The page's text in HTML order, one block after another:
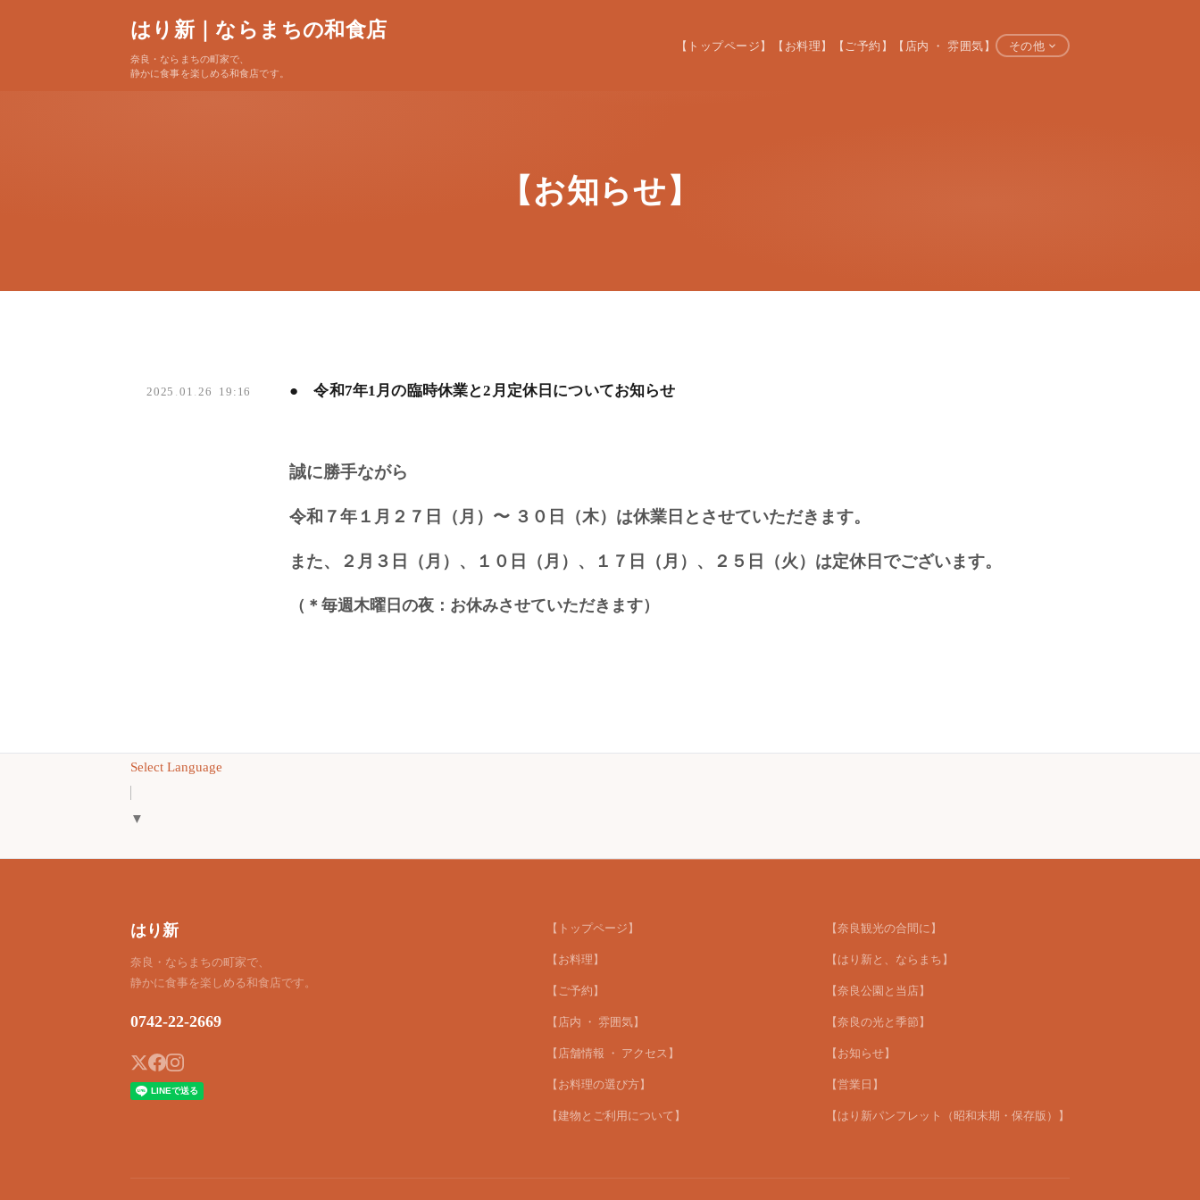
はり新｜ならまちの和食店
奈良・ならまちの町家で、
静かに食事を楽しめる和食店です。
【トップページ】 【お料理】 【ご予約】 【店内 ・ 雰囲気】 その他
【お知らせ】
2025 . 01 . 26 19:16 ● 令和7年1月の臨時休業と2月定休日についてお知らせ
誠に勝手ながら
令和７年１月２７日（月）〜 ３０日（木）は休業日とさせていただきます。
また、２月３日（月）、１０日（月）、１７ 日（月）、２５日（火）は定休日でございます。
（＊毎週木曜日の夜：お休みさせていただきます）
Select Language
▼
はり新
奈良・ならまちの町家で、
静かに食事を楽しめる和食店です。
0742-22-2669
【トップページ】
【お料理】
【ご予約】
【店内 ・ 雰囲気】
【店舗情報 ・ アクセス】
【お料理の選び方】
【建物とご利用について】
【奈良観光の合間に】
【はり新と、ならまち】
【奈良公園と当店】
【奈良の光と季節】
【お知らせ】
【営業日】
【はり新パンフレット（昭和末期・保存版）】